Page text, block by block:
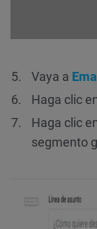
Vaya a
Haga clic
Haga clic
segmento